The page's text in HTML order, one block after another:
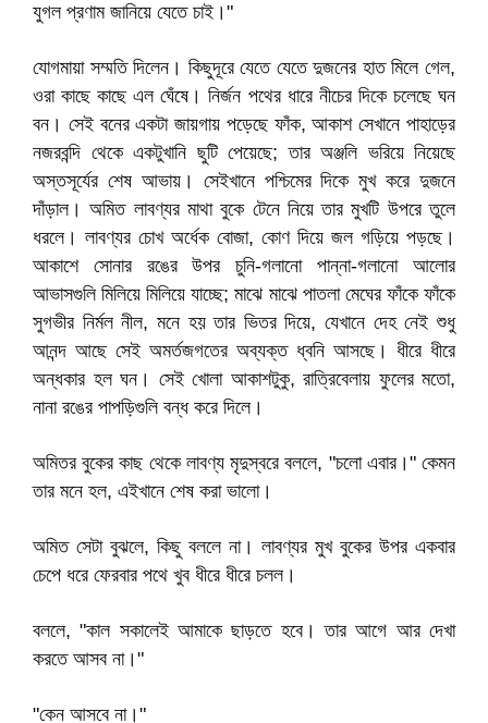
যুগল প্রণাম জানিয়ে যেতে চাই।"
যোগমায়া সম্মতি দিলেন। কিছুদূরে যেতে যেতে দুজনের হাত মিলে গেল,
ওরা কাছে কাছে এল ঘেঁষে। নির্জন পথের ধারে নীচের দিকে চলেছে ঘন
বন। সেই বনের একটা জায়গায় পড়েছে ফাঁক, আকাশ সেখানে পাহাড়ের
নজরবন্দি থেকে একটুখানি ছুটি পেয়েছে; তার অঞ্জলি ভরিয়ে নিয়েছে
অস্তসূর্যের শেষ আভায়। সেইখানে পশ্চিমের দিকে মুখ করে দুজনে
দাঁড়াল। অমিত লাবণ্যর মাথা বুকে টেনে নিয়ে তার মুখটি উপরে তুলে
ধরলে। লাবণ্যর চোখ অর্ধেক বোজা, কোণ দিয়ে জল গড়িয়ে পড়ছে।
আকাশে সোনার রঙের উপর চুনি-গলানো পান্না-গলানো আলোর
আভাসগুলি মিলিয়ে মিলিয়ে যাচ্ছে; মাঝে মাঝে পাতলা মেঘের ফাঁকে ফাঁকে
সুগভীর নির্মল নীল, মনে হয় তার ভিতর দিয়ে, যেখানে দেহ নেই শুধু
আনন্দ আছে সেই অমর্তজগতের অব্যক্ত ধ্বনি আসছে। ধীরে ধীরে
অন্ধকার হল ঘন। সেই খোলা আকাশটুকু, রাত্রিবেলায় ফুলের মতো,
নানা রঙের পাপড়িগুলি বন্ধ করে দিলে।
অমিতর বুকের কাছ থেকে লাবণ্য মৃদুস্বরে বললে, "চলো এবার।" কেমন
তার মনে হল, এইখানে শেষ করা ভালো।
অমিত সেটা বুঝলে, কিছু বললে না। লাবণ্যর মুখ বুকের উপর একবার
চেপে ধরে ফেরবার পথে খুব ধীরে ধীরে চলল।
বললে, "কাল সকালেই আমাকে ছাড়তে হবে। তার আগে আর দেখা
করতে আসব না।"
"কেন আসবে না।"